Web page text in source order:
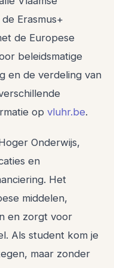
Erasmus+
de Europese
beleidsmatige
en de verdeling van
op vluhr.be.
Onderwijs,
en
Het
middelen,
en zorgt voor
Als student kom je
maar zonder